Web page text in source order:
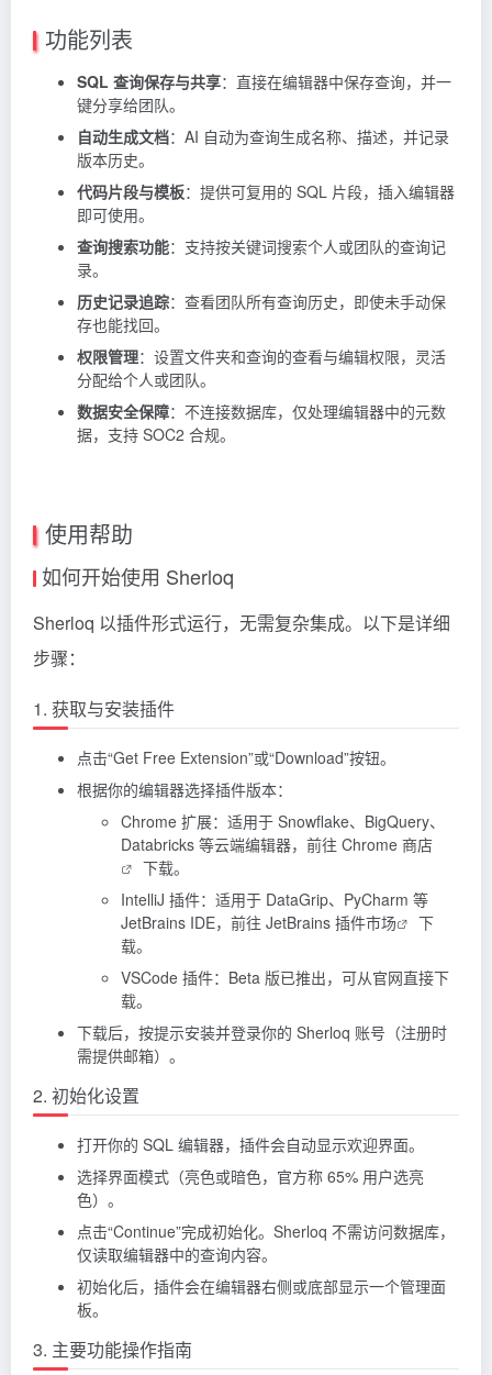
功能列表
SQL 查询保存与共享：直接在编辑器中保存查询，并一
键分享给团队。
自动生成文档：AI 自动为查询生成名称、描述，并记录
版本历史。
代码片段与模板：提供可复用的 SQL 片段，插入编辑器
即可使用。
查询搜索功能：支持按关键词搜索个人或团队的查询记
录。
历史记录追踪：查看团队所有查询历史，即使未手动保
存也能找回。
权限管理：设置文件夹和查询的查看与编辑权限，灵活
分配给个人或团队。
数据安全保障：不连接数据库，仅处理编辑器中的元数
据，支持 SOC2 合规。
使用帮助
如何开始使用 Sherloq
Sherloq 以插件形式运行，无需复杂集成。以下是详细
步骤：
1. 获取与安装插件
点击“Get Free Extension”或“Download”按钮。
根据你的编辑器选择插件版本：
Chrome 扩展：适用于 Snowflake、BigQuery、
Databricks 等云端编辑器，前往 Chrome 商店
下载。
IntelliJ 插件：适用于 DataGrip、PyCharm 等
JetBrains IDE，前往 JetBrains 插件市场
下
载。
VSCode 插件：Beta 版已推出，可从官网直接下
载。
下载后，按提示安装并登录你的 Sherloq 账号（注册时
需提供邮箱）。
2. 初始化设置
打开你的 SQL 编辑器，插件会自动显示欢迎界面。
选择界面模式（亮色或暗色，官方称 65% 用户选亮
色）。
点击“Continue”完成初始化。Sherloq 不需访问数据库，
仅读取编辑器中的查询内容。
初始化后，插件会在编辑器右侧或底部显示一个管理面
板。
3. 主要功能操作指南